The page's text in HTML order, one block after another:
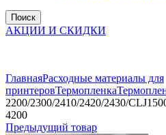
Поиск
АКЦИИ И СКИДКИ
ГлавнаяРасходные материалы для
принтеровТермопленка
2200/2300/2410/2420/2430/
4200
Предыдущий товар